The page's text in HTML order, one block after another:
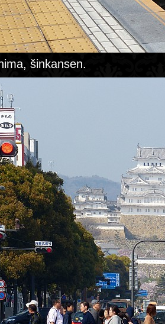
šinkansen.